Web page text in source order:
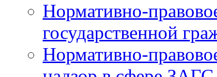
Нормативно-
государственной
Нормативно-